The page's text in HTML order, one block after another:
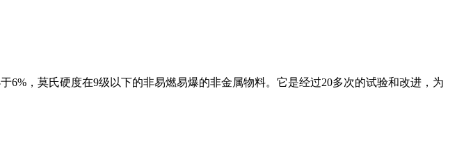
，莫氏硬度在9级以下的非易燃易爆的非金属物料。它是经过20多次的试验和改进，为